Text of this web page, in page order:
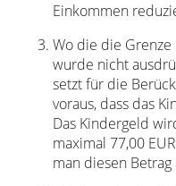
Einkommen
Wo die die
wurde nicht
setzt für die
voraus, dass das
Das Kindergeld
maximal 77,00
man diesen